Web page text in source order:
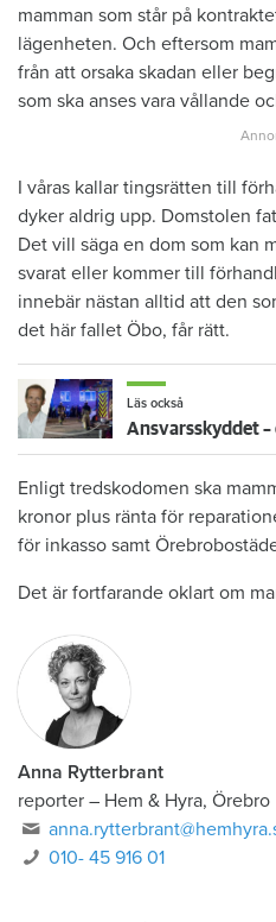
mamman som står på
lägenheten. Och eftersom
från att orsaka skadan eller
som ska anses vara vållande
I våras kallar tingsrätten till
dyker aldrig upp. Domstolen
Det vill säga en dom som kan
svarat eller kommer till
innebär nästan alltid att den
det här fallet Öbo, får rätt.
Läs också
Enligt tredskodomen ska
kronor plus ränta för
för inkasso samt
Det är fortfarande oklart om
Anna Rytterbrant
reporter – Hem & Hyra, Örebro
010- 45 916 01